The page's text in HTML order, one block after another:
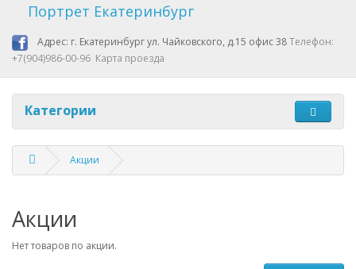
Портрет Екатеринбург
Адрес: г. Екатеринбург ул. Чайковского, д.15 офис 38Телефон:
+7(904)986-00-96 Карта проезда
Категории
Акции
Акции
Нет товаров по акции.